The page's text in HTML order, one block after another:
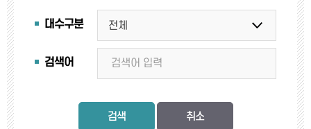
대수구분
검색어
검색